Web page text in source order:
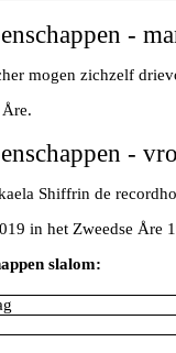
-
mogen zichzelf
-
Shiffrin de
in het Zweedse Åre
slalom: